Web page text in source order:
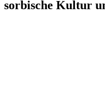
sorbische Kultur